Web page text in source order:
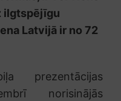
ilgtspējīgu
Latvijā ir no 72
prezentācijas
norisinājās